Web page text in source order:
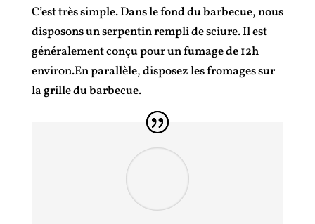
C’est très simple. Dans le fond du barbecue, nous
disposons un serpentin rempli de sciure. Il est
généralement conçu pour un fumage de 12h
environ.En parallèle, disposez les fromages sur
la grille du barbecue.